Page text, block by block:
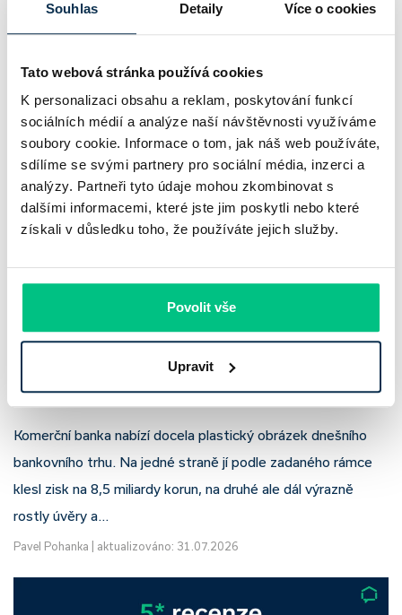
Souhlas Detaily Více o cookies
Tato webová stránka používá cookies
K personalizaci obsahu a reklam, poskytování funkcí
sociálních médií a analýze naší návštěvnosti využíváme
soubory cookie. Informace o tom, jak náš web používáte,
sdílíme se svými partnery pro sociální média, inzerci a
analýzy. Partneři tyto údaje mohou zkombinovat s
dalšími informacemi, které jste jim poskytli nebo které
získali v důsledku toho, že používáte jejich služby.
Povolit vše
Upravit
sazby zůstávají pod tlakem a část bank pokračuje v jejich
růstu. UniCredit Bank od 27.7.2026 zvýšila hypoteční sazby
4 minuty k přečtení
Komerční banka: pokles zisku
neznamená slabší banku
Komerční banka nabízí docela plastický obrázek dnešního
bankovního trhu. Na jedné straně jí podle zadaného rámce
klesl zisk na 8,5 miliardy korun, na druhé ale dál výrazně
rostly úvěry a…
Pavel Pohanka aktualizováno: 31.07.2026